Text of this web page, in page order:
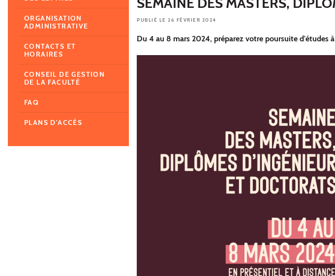
PUBLIÉ LE 26 FÉVRIER 2024
Du 4 au 8 mars 2024, préparez votre poursuite d'études
ORGANISATION
ADMINISTRATIVE
CONTACTS ET
HORAIRES
CONSEIL DE GESTION
DE LA FACULTÉ
FAQ
PLANS D'ACCÈS